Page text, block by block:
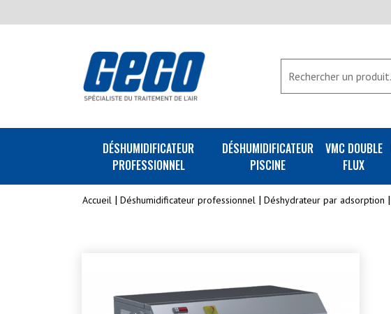
DÉSHUMIDIFICATEUR
PROFESSIONNEL
DÉSHUMIDIFICATEUR
PISCINE
VMC DOUBLE
FLUX
Accueil Déshumidificateur professionnel Déshydrateur par adsorption